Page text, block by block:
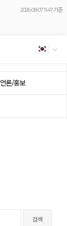
2026-08-07 11:47 기준
언론/홍보